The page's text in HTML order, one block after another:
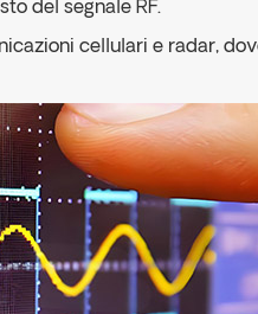
del segnale RF.
cellulari e radar,